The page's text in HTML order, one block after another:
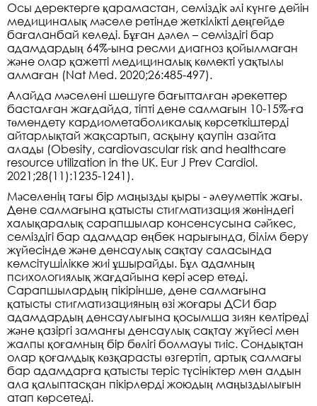
Осы деректерге қарамастан, семіздік әлі күнге дейін
медициналық мәселе ретінде жеткілікті деңгейде
бағаланбай келеді. Бұған дәлел – семіздігі бар
адамдардың 64%-ына ресми диагноз қойылмаған
және олар қажетті медициналық көмекті уақтылы
алмаған (Nat Med. 2020;26:485-497).
Алайда мәселені шешуге бағытталған әрекеттер
басталған жағдайда, тіпті дене салмағын 10-15%-ға
төмендету кардиометаболикалық көрсеткіштерді
айтарлықтай жақсартып, асқыну қаупін азайта
алады (Obesity, cardiovascular risk and healthcare
resource utilization in the UK. Eur J Prev Cardiol.
2021;28(11):1235-1241).
Мәселенің тағы бір маңызды қыры - әлеуметтік жағы.
Дене салмағына қатысты стигматизация жөніндегі
халықаралық сарапшылар консенсусына сәйкес,
семіздігі бар адамдар еңбек нарығында, білім беру
жүйесінде және денсаулық сақтау саласында
кемсітушілікке жиі ұшырайды. Бұл адамның
психологиялық жағдайына кері әсер етеді.
Сарапшылардың пікірінше, дене салмағына
қатысты стигматизацияның өзі жоғары ДСИ бар
адамдардың денсаулығына қосымша зиян келтіреді
және қазіргі заманғы денсаулық сақтау жүйесі мен
жалпы қоғамның бір бөлігі болмауы тиіс. Сондықтан
олар қоғамдық көзқарасты өзгертіп, артық салмағы
бар адамдарға қатысты теріс түсініктер мен алдын
ала қалыптасқан пікірлерді жоюдың маңыздылығын
атап көрсетеді.